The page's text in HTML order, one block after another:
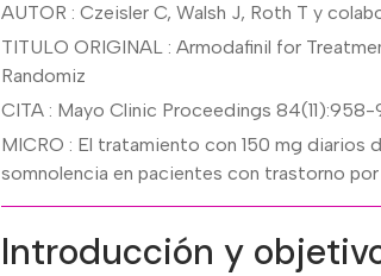
AUTOR : Czeisler C, Walsh J, Roth T y
TITULO ORIGINAL : Armodafinil for
Randomiz
CITA : Mayo Clinic Proceedings
MICRO : El tratamiento con 150 mg diarios
somnolencia en pacientes con trastorno
Introducción y